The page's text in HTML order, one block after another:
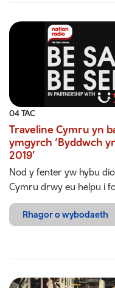
04 TAC
Traveline Cymru yn
ymgyrch ‘Byddwch
2019’
Nod y fenter yw hybu
Cymru drwy eu helpu i
Rhagor o wybodaeth